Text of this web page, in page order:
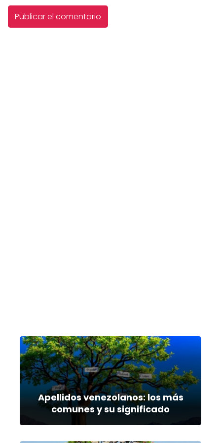
Apellidos venezolanos: los más
comunes y su significado